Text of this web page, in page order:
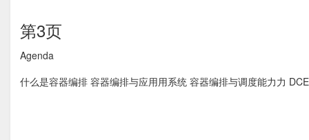
第3页
Agenda
什么是容器编排 容器编排与应⽤用系统 容器编排与调度能⼒力